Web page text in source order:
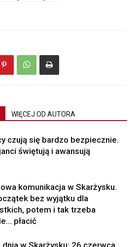
WIĘCEJ OD AUTORA
czują się bardzo bezpiecznie.
świętują i awansują
komunikacja w Skarżysku.
bez wyjątku dla
potem i tak trzeba
płacić
dnia w Skarżysku: 26 czerwca